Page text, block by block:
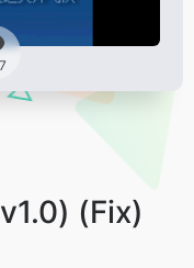
(Fix)